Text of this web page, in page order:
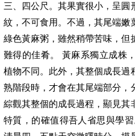
三、四公尺。其果實很小，呈
紋，不可食用。不過，其尾端嫩
綠色黃麻粥，雖然稍帶苦味，
難得的佳肴。 黃麻系獨立成株
植物不同。此外，其整個成長
熟階段時，才會在其尾端部分，
綜觀其整個的成長過程，顯見其
特質，的確值得吾人省思與學